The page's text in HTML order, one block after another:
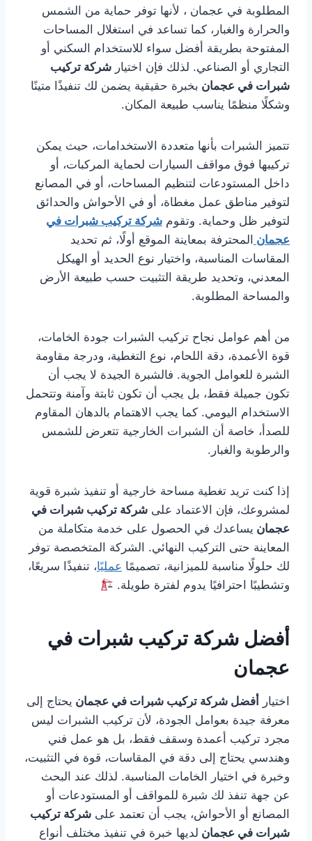
المطلوبة في عجمان ، لأنها توفر حماية من الشمس
والحرارة والغبار، كما تساعد في استغلال المساحات
المفتوحة بطريقة أفضل سواء للاستخدام السكني أو
التجاري أو الصناعي. لذلك فإن اختيار شركة تركيب
شبرات في عجمان بخبرة حقيقية يضمن لك تنفيذًا متينًا
وشكلًا منظمًا يناسب طبيعة المكان.
تتميز الشبرات بأنها متعددة الاستخدامات، حيث يمكن
تركيبها فوق مواقف السيارات لحماية المركبات، أو
داخل المستودعات لتنظيم المساحات، أو في المصانع
لتوفير مناطق عمل مغطاة، أو في الأحواش والحدائق
لتوفير ظل وحماية. وتقوم شركة تركيب شبرات في
عجمان المحترفة بمعاينة الموقع أولًا، ثم تحديد
المقاسات المناسبة، واختيار نوع الحديد أو الهيكل
المعدني، وتحديد طريقة التثبيت حسب طبيعة الأرض
والمساحة المطلوبة.
من أهم عوامل نجاح تركيب الشبرات جودة الخامات،
قوة الأعمدة، دقة اللحام، نوع التغطية، ودرجة مقاومة
الشبرة للعوامل الجوية. فالشبرة الجيدة لا يجب أن
تكون جميلة فقط، بل يجب أن تكون ثابتة وآمنة وتتحمل
الاستخدام اليومي. كما يجب الاهتمام بالدهان المقاوم
للصدأ، خاصة أن الشبرات الخارجية تتعرض للشمس
والرطوبة والغبار.
إذا كنت تريد تغطية مساحة خارجية أو تنفيذ شبرة قوية
لمشروعك، فإن الاعتماد على شركة تركيب شبرات في
عجمان يساعدك في الحصول على خدمة متكاملة من
المعاينة حتى التركيب النهائي. الشركة المتخصصة توفر
لك حلولًا مناسبة للميزانية، تصميمًا عمليًا، تنفيذًا سريعًا،
وتشطيبًا احترافيًا يدوم لفترة طويلة.
أفضل شركة تركيب شبرات في
عجمان
اختيار أفضل شركة تركيب شبرات في عجمان يحتاج إلى
معرفة جيدة بعوامل الجودة، لأن تركيب الشبرات ليس
مجرد تركيب أعمدة وسقف فقط، بل هو عمل فني
وهندسي يحتاج إلى دقة في المقاسات، قوة في التثبيت،
وخبرة في اختيار الخامات المناسبة. لذلك عند البحث
عن جهة تنفذ لك شبرة للمواقف أو المستودعات أو
المصانع أو الأحواش، يجب أن تعتمد على شركة تركيب
شبرات في عجمان لديها خبرة في تنفيذ مختلف أنواع